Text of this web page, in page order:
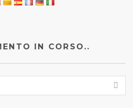
IN CORSO..